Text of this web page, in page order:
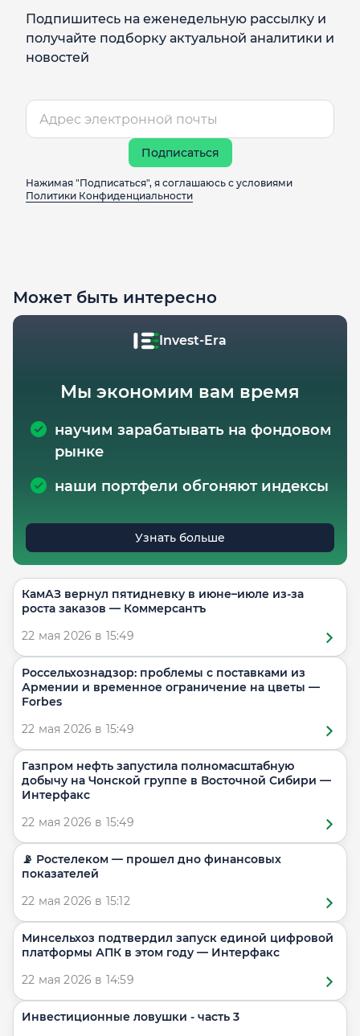
Подпишитесь на еженедельную рассылку и
получайте подборку актуальной аналитики и
новостей
Подписаться
Нажимая "Подписаться", я соглашаюсь с условиями
Политики Конфиденциальности
Может быть интересно
Invest-Era
Мы экономим вам время
научим зарабатывать на фондовом
рынке
наши портфели обгоняют индексы
Узнать больше
КамАЗ вернул пятидневку в июне–июле из-за
роста заказов — Коммерсантъ
22 мая 2026 в 15:49
Россельхознадзор: проблемы с поставками из
Армении и временное ограничение на цветы —
Forbes
22 мая 2026 в 15:49
Газпром нефть запустила полномасштабную
добычу на Чонской группе в Восточной Сибири —
Интерфакс
22 мая 2026 в 15:49
📡 Ростелеком — прошел дно финансовых
показателей
22 мая 2026 в 15:12
Минсельхоз подтвердил запуск единой цифровой
платформы АПК в этом году — Интерфакс
22 мая 2026 в 14:59
Инвестиционные ловушки - часть 3